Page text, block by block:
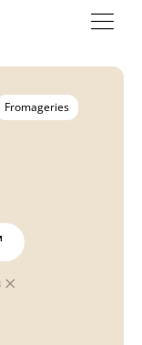
Fromageries
𐄂